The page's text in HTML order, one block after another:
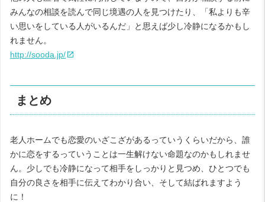
みんなの相談を読んで同じ境遇の人を見つけたり、「私よりも辛
い思いをしている人がいるんだ」と思えば少し冷静になるかもし
れません。
http://sooda.jp/
まとめ
老人ホームでも恋愛のいざこざがあるっていうくらいだから、誰
かに恋をするっていうことは一生解けない命題なのかもしれませ
ん。少しでも冷静になって相手をしっかりと見つめ、ひとつでも
自分の良さを相手に伝えてわかり合い、そして結ばれますよう
に！